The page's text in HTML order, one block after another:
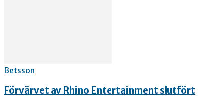
Betsson
Förvärvet av Rhino Entertainment slutfört